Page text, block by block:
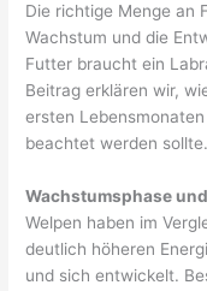
Die richtige Menge an
Wachstum und die
Futter braucht ein
Beitrag erklären wir,
ersten
beachtet werden sollte.
Wachstumsphase
Welpen haben im
deutlich höheren
und sich entwickelt.